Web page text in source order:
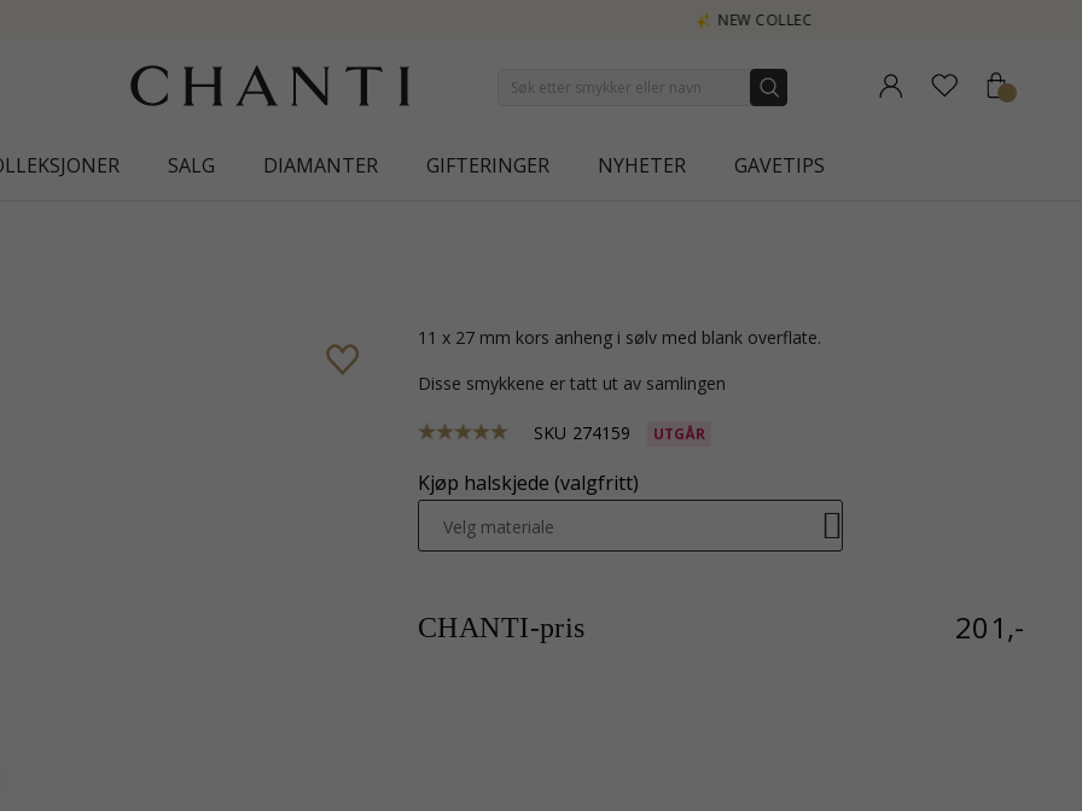
SALG DIAMANTER GIFTERINGER NYHETER GAVETIPS
11 x 27 mm kors anheng i sølv med blank overflate.
Disse smykkene er tatt ut av samlingen
SKU 274159 UTGÅR
Kjøp halskjede (valgfritt)
Velg materiale
CHANTI-pris 201,-